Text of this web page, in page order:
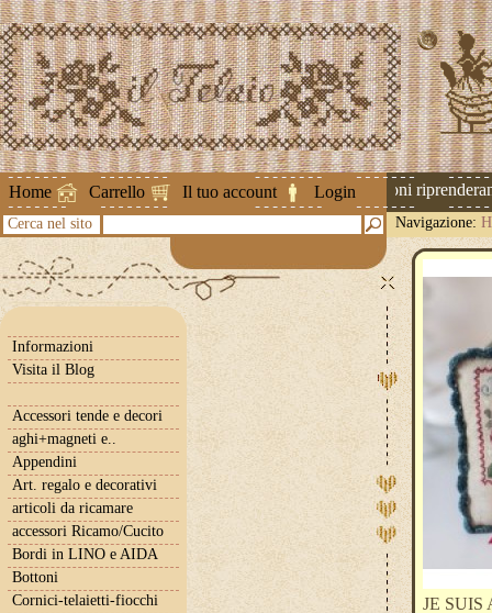
Home Carrello Il tuo account Login
Attenzione ! Le spedizioni
Cerca nel sito Navigazione:
Informazioni
Visita il Blog
Accessori tende e decori
aghi+magneti e..
Appendini
Art. regalo e decorativi
articoli da ricamare
accessori Ricamo/Cucito
Bordi in LINO e AIDA
Bottoni
Cornici-telaietti-fiocchi
JE SUIS